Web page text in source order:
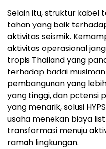
Selain itu, struktur kabel
tahan yang baik
aktivitas seismik.
aktivitas operasional
tropis Thailand yang
terhadap badai
pembangunan yang
yang tinggi, dan potensi
yang menarik, solusi
usaha menekan biaya
transformasi menuju
ramah lingkungan.